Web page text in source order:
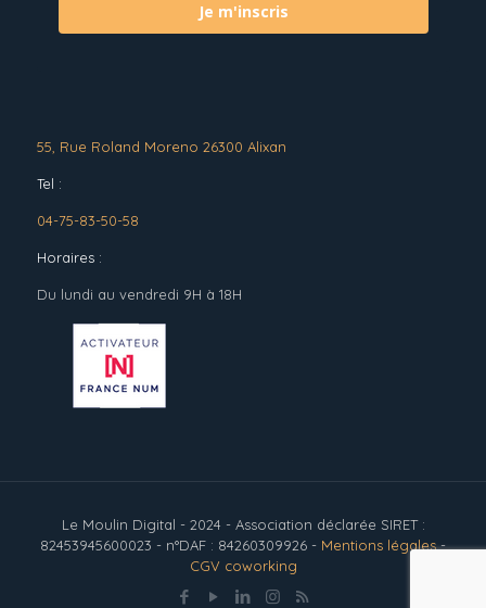
Je m'inscris
55, Rue Roland Moreno 26300 Alixan
Tel :
04-75-83-50-58
Horaires :
Du lundi au vendredi 9H à 18H
Le Moulin Digital - 2024 - Association déclarée SIRET :
82453945600023 - n°DAF : 84260309926 - Mentions légales-
CGV coworking